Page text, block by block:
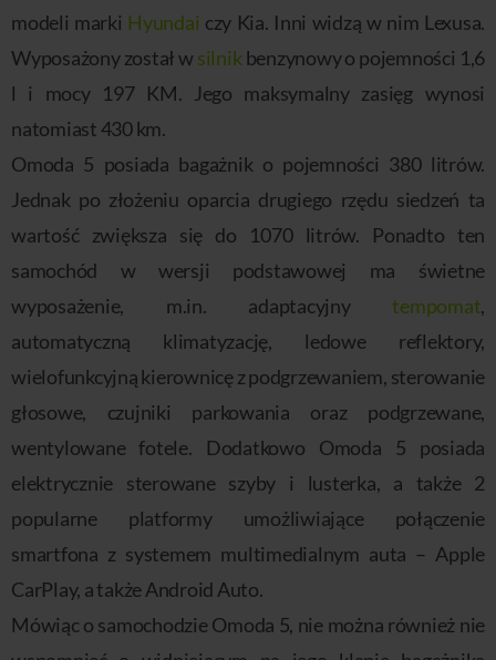
modeli marki Hyundai czy Kia. Inni widzą w nim Lexusa.
Wyposażony został w silnikbenzynowy o pojemności 1,6
l i mocy 197 KM. Jego maksymalny zasięg wynosi
natomiast 430 km.
Omoda 5 posiada bagażnik o pojemności 380 litrów.
Jednak po złożeniu oparcia drugiego rzędu siedzeń ta
wartość zwiększa się do 1070 litrów. Ponadto ten
samochód w wersji podstawowej ma świetne
wyposażenie, m.in. adaptacyjnytempomat,
automatyczną klimatyzację, ledowe reflektory,
wielofunkcyjną kierownicę z podgrzewaniem, sterowanie
głosowe, czujniki parkowania oraz podgrzewane,
wentylowane fotele. Dodatkowo Omoda 5 posiada
elektrycznie sterowane szyby i lusterka, a także 2
popularne platformy umożliwiające połączenie
smartfona z systemem multimedialnym auta – Apple
CarPlay, a także Android Auto.
Mówiąc o samochodzie Omoda 5, nie można również nie